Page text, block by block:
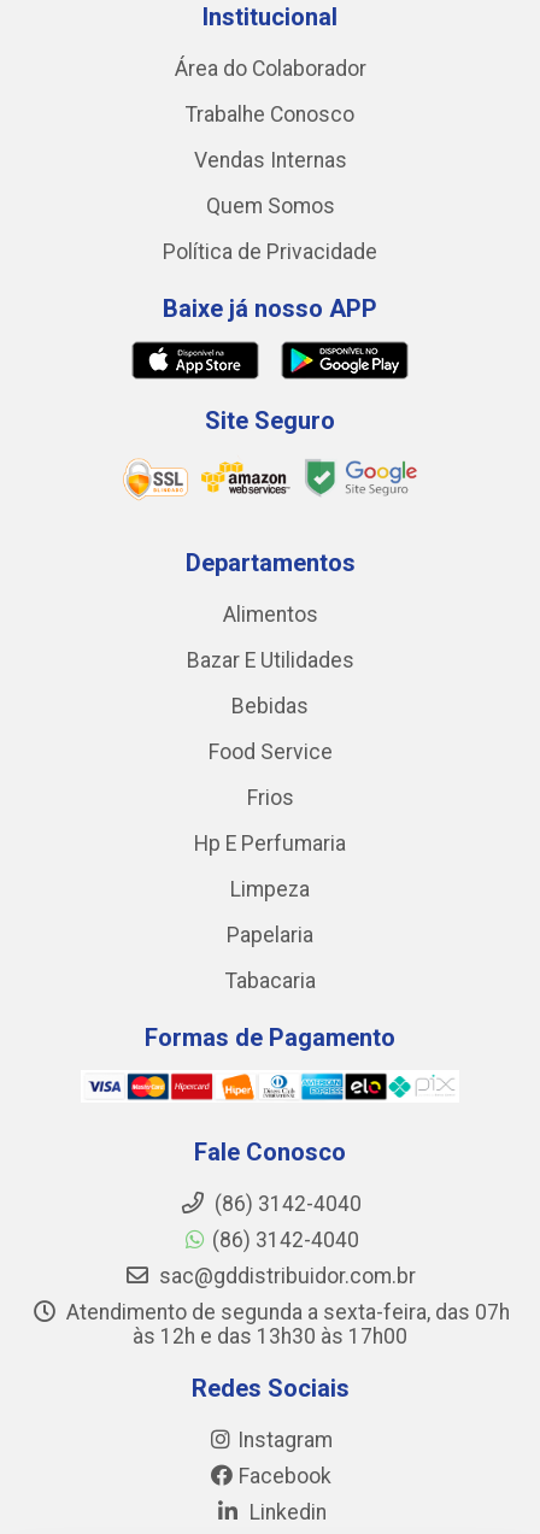
Institucional
Área do Colaborador
Trabalhe Conosco
Vendas Internas
Quem Somos
Política de Privacidade
Baixe já nosso APP
Site Seguro
Departamentos
Alimentos
Bazar E Utilidades
Bebidas
Food Service
Frios
Hp E Perfumaria
Limpeza
Papelaria
Tabacaria
Formas de Pagamento
Fale Conosco
(86) 3142-4040
(86) 3142-4040
sac@gddistribuidor.com.br
Atendimento de segunda a sexta-feira, das 07h
às 12h e das 13h30 às 17h00
Redes Sociais
Instagram
Facebook
Linkedin